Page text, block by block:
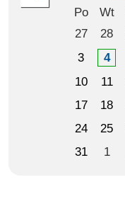
Po Wt
27
28
3
4
10
11
17
18
24
25
31
1